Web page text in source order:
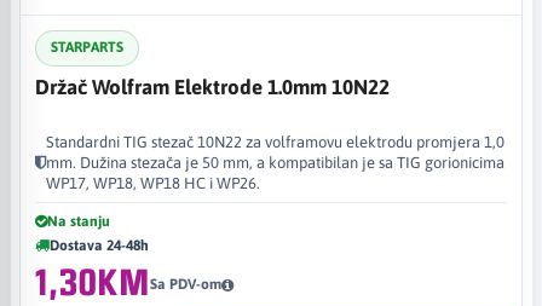
STARPARTS
Držač Wolfram Elektrode 1.0mm 10N22
Standardni TIG stezač 10N22 za volframovu elektrodu promjera 1,0
mm. Dužina stezača je 50 mm, a kompatibilan je sa TIG gorionicima
WP17, WP18, WP18 HC i WP26.
Na stanju
Dostava 24-48h
1,30KMSa PDV-om